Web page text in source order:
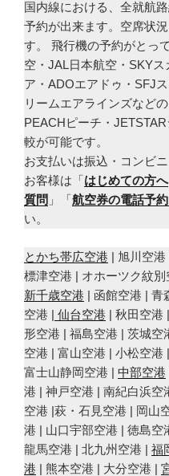
国内線における、全就航
予約が出来ます。空席状
す。 飛行機の予約がとっ
空・JAL日本航空・SKY
ア・ADOエアドゥ・SFJ
リームエアラインズなど
PEACHピーチ・
較が可能です。
お支払いは振込・コンビ
お客様は「はじめての方へ
質問 」「航空券の電話予約
い。
とかち帯広空港 | 旭川空
標津空港 | オホーツク紋
新千歳空港 | 函館空港 | 青
空港 | 仙台空港 | 秋田空港
形空港 | 福島空港 | 茨城空
空港 | 富山空港 | 小松空港
富士山静岡空港 | 中部空港
港 | 神戸空港 | 南紀白浜空
空港 |萩・石見空港 | 岡山
港 | 山口宇部空港 | 徳島空
龍馬空港 | 北九州空港 | 福
港 | 熊本空港 | 大分空港 |